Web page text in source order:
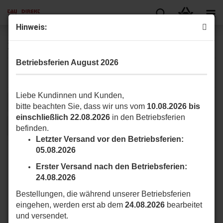
Hin­weis:
Betriebsferien August 2026
Liebe Kundinnen und Kunden,
bitte beachten Sie, dass wir uns vom 10.08.2026 bis
einschließlich 22.08.2026 in den Betriebsferien
befinden.
Letzter Versand vor den Betriebsferien:
05.08.2026
Erster Versand nach den Betriebsferien:
24.08.2026
Bestellungen, die während unserer Betriebsferien
eingehen, werden erst ab dem 24.08.2026 bearbeitet
und versendet.
Zubehör für 18/24V
Sortieren nach
Sortieren nach pro Seite
1